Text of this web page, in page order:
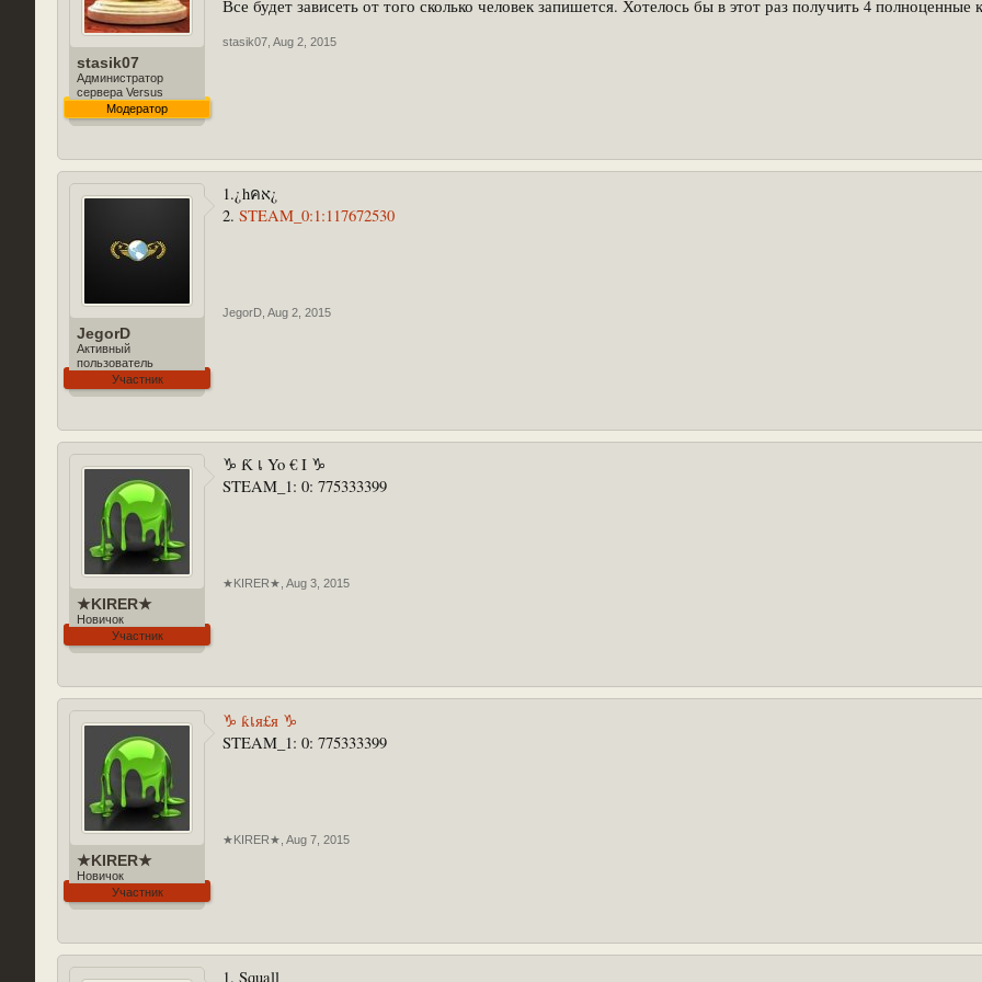
stasik07
Администратор
сервера Versus
Модератор
Все будет зависеть от того сколько человек запишется. Хотелось бы в этот раз получить 4 полноценные
stasik07 Aug 2, 2015
JegorD
Активный
пользователь
Участник
1.¿hคא¿
2. STEAM_0:1:117672530
JegorD Aug 2, 2015
★KIRER★
Новичок
Участник
♑ Ƙ เ Yo € I ♑
STEAM_1: 0: 775333399
★KIRER★ Aug 3, 2015
★KIRER★
Новичок
Участник
♑ ƙเя£я ♑
STEAM_1: 0: 775333399
★KIRER★ Aug 7, 2015
1. Squall